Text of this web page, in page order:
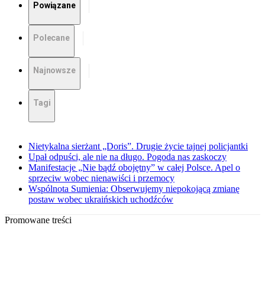
Powiązane
Polecane
Najnowsze
Tagi
Nietykalna sierżant „Doris”. Drugie życie tajnej policjantki
Upał odpuści, ale nie na długo. Pogoda nas zaskoczy
Manifestacje „Nie bądź obojętny” w całej Polsce. Apel o
sprzeciw wobec nienawiści i przemocy
Wspólnota Sumienia: Obserwujemy niepokojącą zmianę
postaw wobec ukraińskich uchodźców
Promowane treści